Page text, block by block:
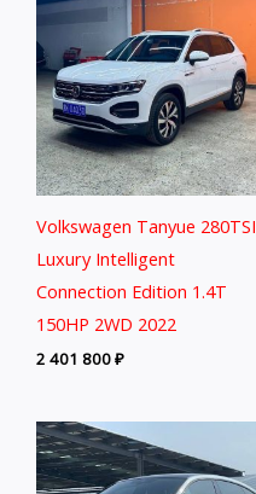
Volkswagen Tanyue 280TSI
Luxury Intelligent
Connection Edition 1.4T
150HP 2WD 2022
2 401 800₽